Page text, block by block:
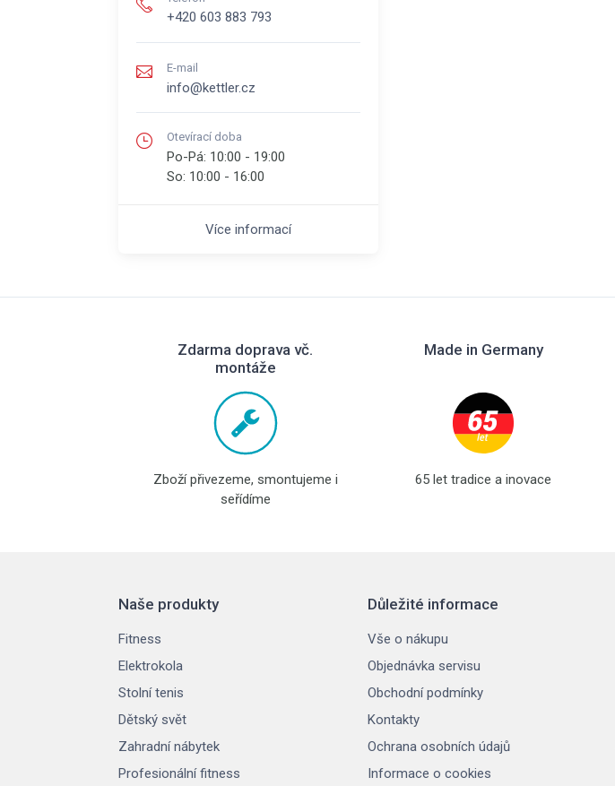
+420 603 883 793
E-mail
info@kettler.cz
Otevírací doba
Po-Pá: 10:00 - 19:00
So: 10:00 - 16:00
Více informací
Zdarma doprava vč.
montáže
Zboží přivezeme, smontujeme i
seřídíme
Made in Germany
65 let tradice a inovace
Naše produkty
Fitness
Elektrokola
Stolní tenis
Dětský svět
Zahradní nábytek
Profesionální fitness
Důležité informace
Vše o nákupu
Objednávka servisu
Obchodní podmínky
Kontakty
Ochrana osobních údajů
Informace o cookies